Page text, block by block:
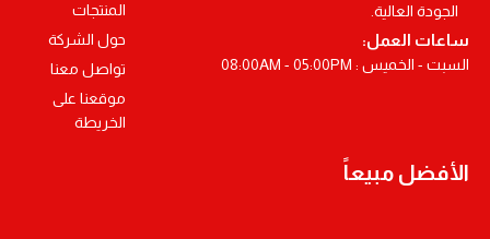
الجودة العالية.
ساعات العمل:
السبت - الخميس : 08:00AM - 05:00PM
المنتجات
حول الشركة
تواصل معنا
موقعنا على
الخريطة
الأفضل مبيعاً